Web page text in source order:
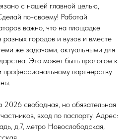
с нашей главной целью,
по-своему! Работай
важно, что на площадке
разных городов и вузов и вместе
же задачами, актуальными для
Это может быть прологом к
партнерству
2026 свободная, но обязательная
вход по паспорту. Адрес:
д.7, метро Новослободская,